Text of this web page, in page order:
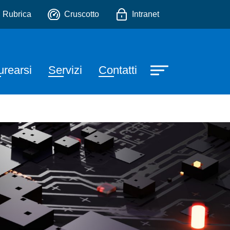
Rubrica Cruscotto Intranet
Servizi Contatti